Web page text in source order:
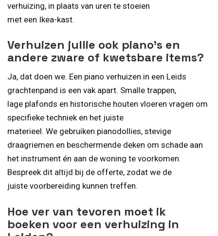
verhuizing, in plaats van uren te stoeien
met een Ikea-kast.
Verhuizen jullie ook piano’s en
andere zware of kwetsbare items?
Ja, dat doen we. Een piano verhuizen in een Leids
grachtenpand is een vak apart. Smalle trappen,
lage plafonds en historische houten vloeren vragen om
specifieke techniek en het juiste
materieel. We gebruiken pianodollies, stevige
draagriemen en beschermende deken om schade aan
het instrument én aan de woning te voorkomen.
Bespreek dit altijd bij de offerte, zodat we de
juiste voorbereiding kunnen treffen.
Hoe ver van tevoren moet ik
boeken voor een verhuizing in